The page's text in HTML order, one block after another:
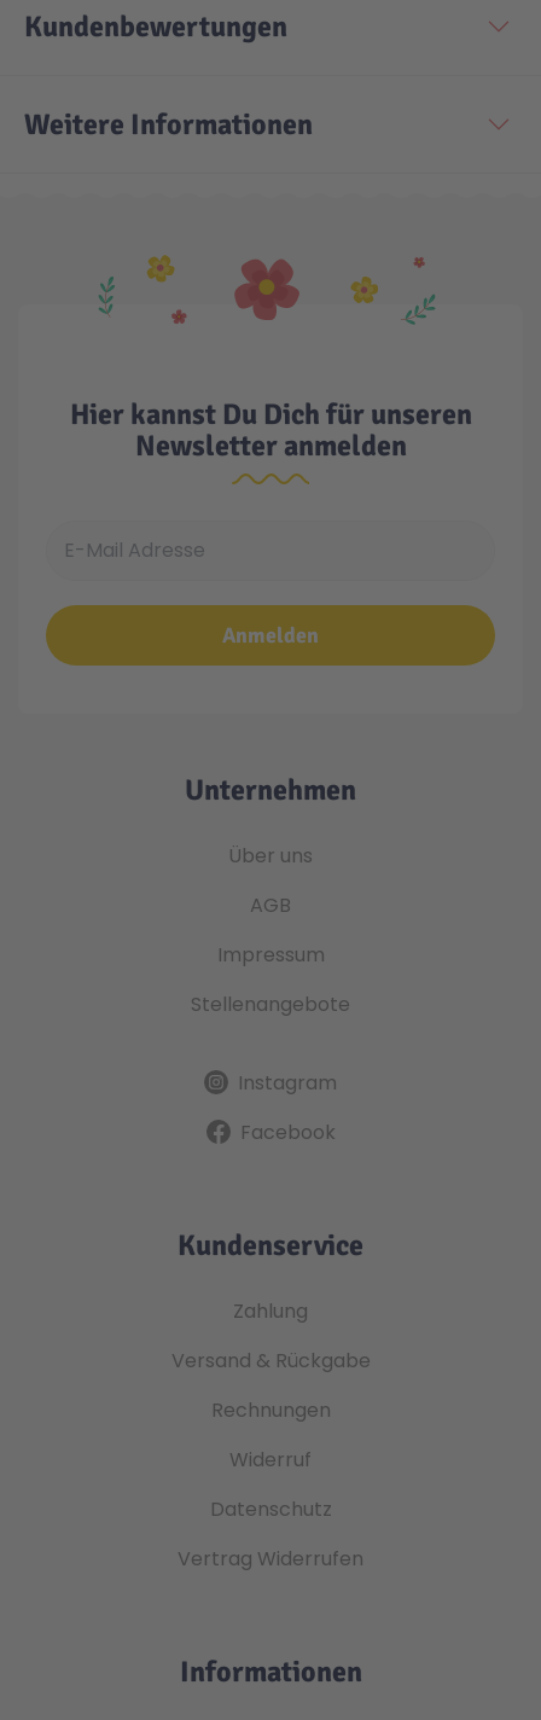
Kundenbewertungen
Weitere Informationen
Hier kannst Du Dich für unseren
Newsletter anmelden
Anmelden
Unternehmen
Über uns
AGB
Impressum
Stellenangebote
Instagram
Facebook
Kundenservice
Zahlung
Versand & Rückgabe
Rechnungen
Widerruf
Datenschutz
Vertrag Widerrufen
Informationen